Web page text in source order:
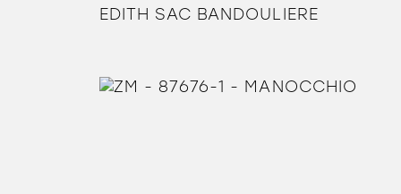
EDITH SAC BANDOULIERE